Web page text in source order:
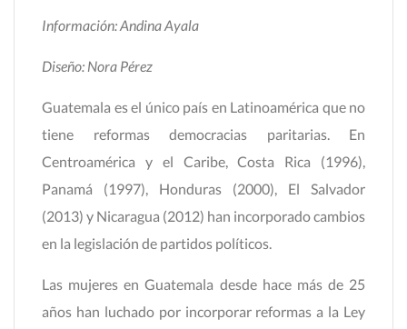
Información: Andina Ayala
Diseño: Nora Pérez
Guatemala es el único país en Latinoamérica que no
tiene reformas democracias paritarias. En
Centroamérica y el Caribe, Costa Rica (1996),
Panamá (1997), Honduras (2000), El Salvador
(2013) y Nicaragua (2012) han incorporado cambios
en la legislación de partidos políticos.
Las mujeres en Guatemala desde hace más de 25
años han luchado por incorporar reformas a la Ley